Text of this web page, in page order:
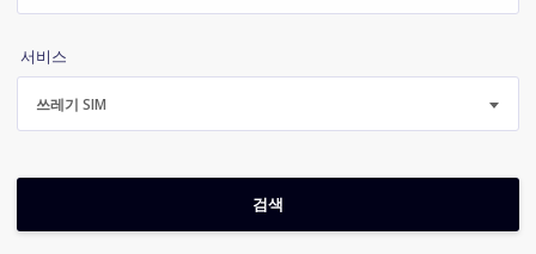
서비스
쓰레기 SIM